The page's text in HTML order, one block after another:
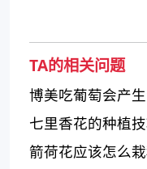
TA的相关问题
博美吃葡萄会产生
七里香花的种植
箭荷花应该怎么